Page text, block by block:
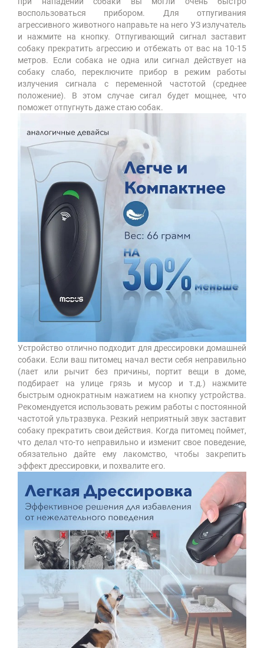
воспользоваться прибором. Для отпугивания
агрессивного животного направьте на него УЗ излучатель
и нажмите на кнопку. Отпугивающий сигнал заставит
собаку прекратить агрессию и отбежать от вас на 10-15
метров. Если собака не одна или сигнал действует на
собаку слабо, переключите прибор в режим работы
излучения сигнала с переменной частотой (среднее
положение). В этом случае сигал будет мощнее, что
поможет отпугнуть даже стаю собак.
Устройство отлично подходит для дрессировки домашней
собаки. Если ваш питомец начал вести себя неправильно
(лает или рычит без причины, портит вещи в доме,
подбирает на улице грязь и мусор и т.д.) нажмите
быстрым однократным нажатием на кнопку устройства.
Рекомендуется использовать режим работы с постоянной
частотой ультразвука. Резкий неприятный звук заставит
собаку прекратить свои действия. Когда питомец поймет,
что делал что-то неправильно и изменит свое поведение,
обязательно дайте ему лакомство, чтобы закрепить
эффект дрессировки, и похвалите его.